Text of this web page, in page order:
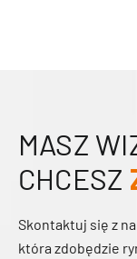
MASZ
CHCESZ
Skontaktuj się z
która zdobędzie